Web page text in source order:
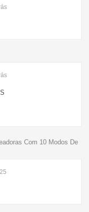
Com 10 Modos De